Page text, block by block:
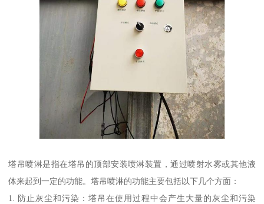
塔吊喷淋是指在塔吊的顶部安装喷淋装置，通过喷射水雾或其他液
体来起到一定的功能。塔吊喷淋的功能主要包括以下几个方面：
1. 防止灰尘和污染：塔吊在使用过程中会产生大量的灰尘和污染